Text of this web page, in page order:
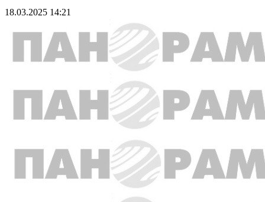
18.03.2025 14:21